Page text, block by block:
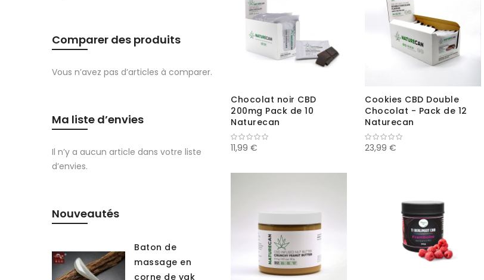
Chocolat noir CBD
200mg Pack de 10
Naturecan
11,99 €
Cookies CBD Double
Chocolat - Pack de 12
Naturecan
23,99 €
Comparer des produits
Vous n’avez pas d’articles à comparer.
Ma liste d’envies
Il n’y a aucun article dans votre liste
d’envies.
Nouveautés
Baton de
massage en
corne de yak